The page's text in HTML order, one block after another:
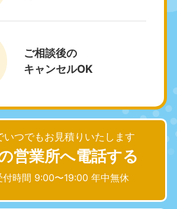
ご相談後の
キャンセルOK
いつでもお見積りいたします
営業所へ電話する
付時間 9:00〜19:00 年中無休
無休
050-1881-5257
中無休
近畿
兵庫県